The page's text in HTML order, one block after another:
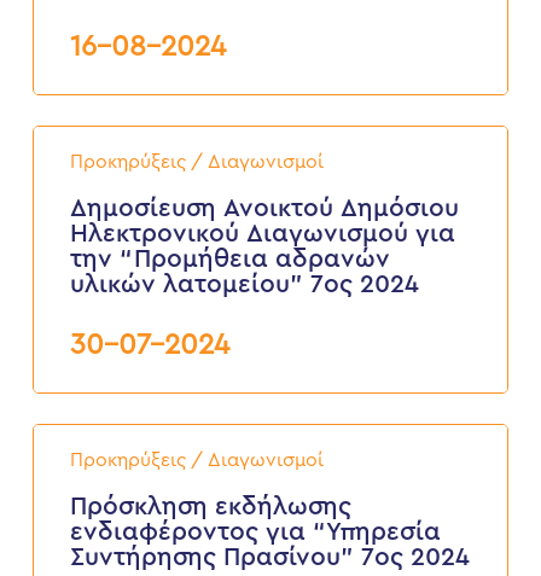
με
ΣΥΜΒΑΣΗΣ
ΕΡΓΑΣΙΑΣ
ΟΡΙΣΜΕΝΟΥ
ΧΡΟΝΟΥ
διάρκειας
μηνών
16-08-2024
Δημοσίευση
Ανοικτού
Ηλεκτρονικού
Διαγωνισμού
“Προμήθεια
υλικών
λατομείου”
2024
Προκηρύξεις / Διαγωνισμοί
Δημοσίευση Ανοικτού Δημόσιου
Ηλεκτρονικού Διαγωνισμού για
την “Προμήθεια αδρανών
υλικών λατομείου” 7ος 2024
30-07-2024
Πρόσκληση
εκδήλωσης
“Υπηρεσία
Συντήρησης
Πρασίνου”
Προκηρύξεις / Διαγωνισμοί
Πρόσκληση εκδήλωσης
ενδιαφέροντος για “Υπηρεσία
Συντήρησης Πρασίνου” 7ος 2024